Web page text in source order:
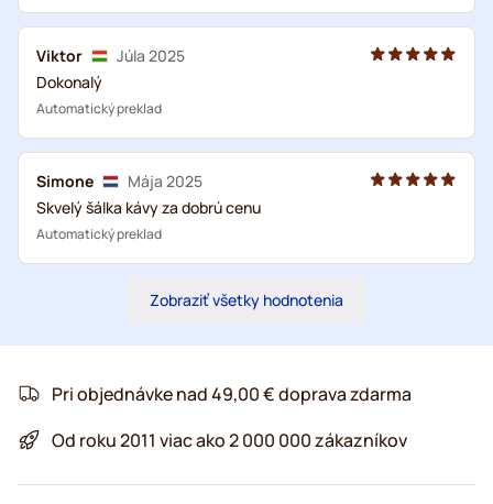
Viktor
Júla 2025
Dokonalý
Automatický preklad
Simone
Mája 2025
Skvelý šálka kávy za dobrú cenu
Automatický preklad
Zobraziť všetky hodnotenia
Pri objednávke nad 49,00 € doprava zdarma
Od roku 2011 viac ako 2 000 000 zákazníkov